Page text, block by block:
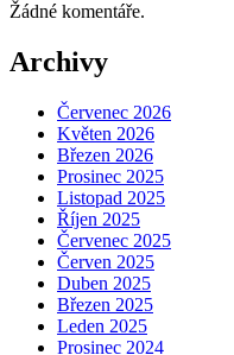
Žádné komentáře.
Archivy
Červenec 2026
Květen 2026
Březen 2026
Prosinec 2025
Listopad 2025
Říjen 2025
Červenec 2025
Červen 2025
Duben 2025
Březen 2025
Leden 2025
Prosinec 2024